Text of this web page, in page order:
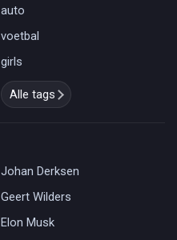
auto
voetbal
girls
Alle tags
Johan Derksen
Geert Wilders
Elon Musk